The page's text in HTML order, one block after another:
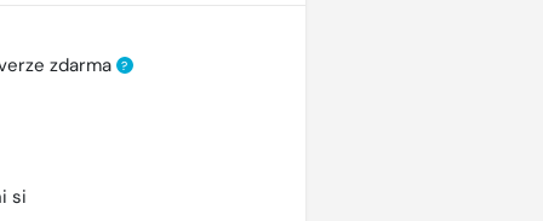
zdarma ?
si